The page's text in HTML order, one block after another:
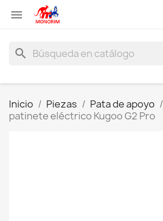

search
Inicio Piezas Pata de apoyo
patinete eléctrico Kugoo G2 Pro